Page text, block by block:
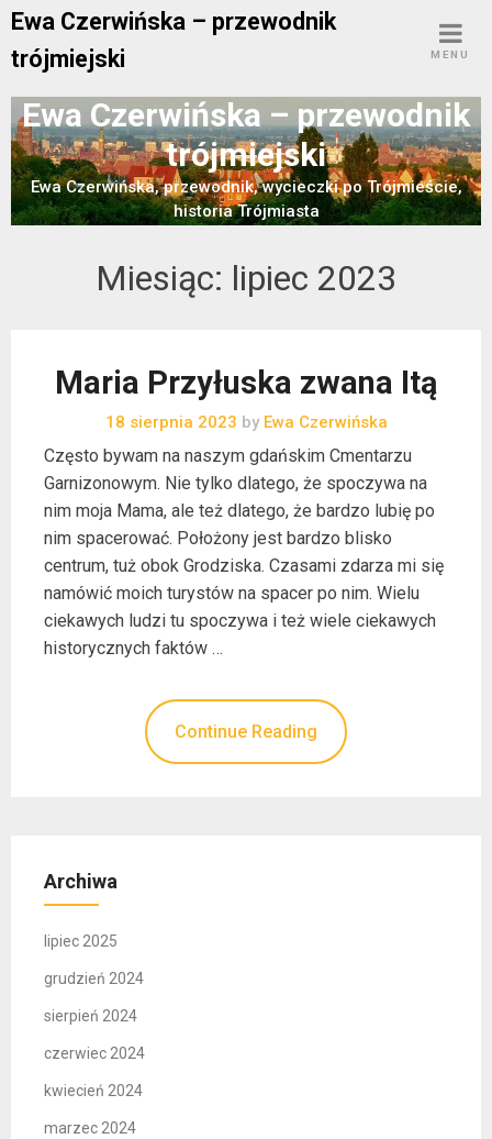
Skip
content
Ewa Czerwińska – przewodnik
trójmiejski
MENU
Ewa Czerwińska – przewodnik
trójmiejski
Ewa Czerwińska, przewodnik, wycieczki po Trójmieście,
historia Trójmiasta
Miesiąc: lipiec 2023
Maria Przyłuska zwana Itą
18 sierpnia 2023 byEwa Czerwińska
Często bywam na naszym gdańskim Cmentarzu
Garnizonowym. Nie tylko dlatego, że spoczywa na
nim moja Mama, ale też dlatego, że bardzo lubię po
nim spacerować. Położony jest bardzo blisko
centrum, tuż obok Grodziska. Czasami zdarza mi się
namówić moich turystów na spacer po nim. Wielu
ciekawych ludzi tu spoczywa i też wiele ciekawych
historycznych faktów …
Continue Reading
Archiwa
lipiec 2025
grudzień 2024
sierpień 2024
czerwiec 2024
kwiecień 2024
marzec 2024